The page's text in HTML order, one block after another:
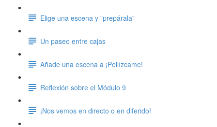
Elige una escena y "prepárala"
Un paseo entre cajas
Añade una escena a ¡Pellízcame!
Reflexión sobre el Módulo 9
¡Nos vemos en directo o en diferido!